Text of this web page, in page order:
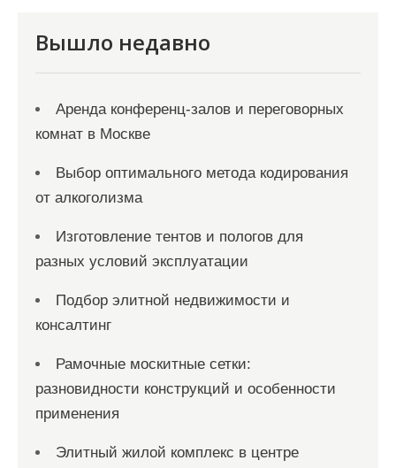
м
Вышло недавно
Аренда конференц-залов и переговорных
комнат в Москве
Выбор оптимального метода кодирования
от алкоголизма
Изготовление тентов и пологов для
разных условий эксплуатации
Подбор элитной недвижимости и
консалтинг
Рамочные москитные сетки:
разновидности конструкций и особенности
применения
Элитный жилой комплекс в центре